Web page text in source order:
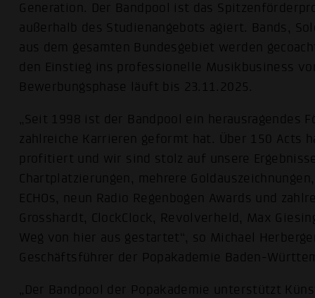
Generation. Der Bandpool ist das
außerhalb des Studienangebots agiert. Bands,
aus dem gesamten Bundesgebiet werden
den Einstieg ins professionelle Musikbusiness
Bewerbungsphase läuft bis 23.11.2025.
„Seit 1998 ist der Bandpool ein herausragendes
zahlreiche Karrieren geformt hat. Über 150 Acts
profitiert und wir sind stolz auf unsere
Chartplatzierungen, mehrere
ECHOs, neun Radio Regenbogen Awards und
Grosshardt, ClockClock, Revolverheld, Max
Weg von hier aus gestartet“, so Michael
Geschäftsführer der Popakademie Baden-
„Der Bandpool der Popakademie unterstützt